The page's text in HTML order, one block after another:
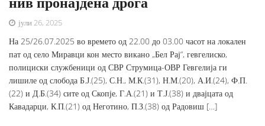
јули 26, 2025
На 25/26.07.2025 во времето од 22.00 до 03.00 часот на локален
пат од село Миравци кон место викано „Бел Рај“, гевгелиско,
полициски службеници од СВР Струмица-ОВР Гевгелија ги
лишиле од слобода Б.Ј.(25), С.Н., М.К.(31), Н.М.(20), А.И.(24), Ф.П.
(22) и Д.Б.(34) сите од Скопје, Г.А.(21) и Т.Ј.(38) и двајцата од
Кавадарци, К.П.(21) од Неготино, П.З.(38) од Радовиш […]